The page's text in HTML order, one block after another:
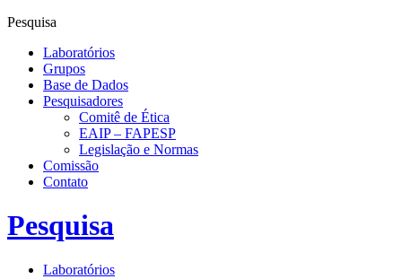
Pesquisa
Laboratórios
Grupos
Base de Dados
Pesquisadores
Comitê de Ética
EAIP – FAPESP
Legislação e Normas
Comissão
Contato
Pesquisa
Laboratórios